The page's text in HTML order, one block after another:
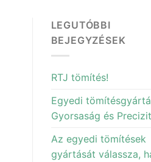
LEGUTÓBBI
BEJEGYZÉSEK
RTJ tömítés!
Egyedi
Gyorsaság és
Az egyedi tömítések
gyártását válassza,